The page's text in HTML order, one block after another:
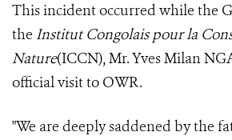
This incident occurred while the
the Institut Congolais pour la
Nature(ICCN), Mr. Yves Milan
official visit to OWR.
"We are deeply saddened by the